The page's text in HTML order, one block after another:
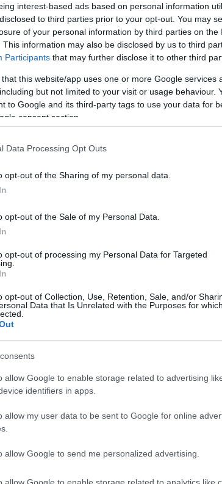
interest-based ads based on personal information
to third parties prior to your opt-out. You may
of your personal information by third parties on the
This information may also be disclosed by us to third
Participants that may further disclose it to other third
that this website/app uses one or more Google services
but not limited to your visit or usage behaviour.
to Google and its third-party tags to use your data for
consent section.
Data Processing Opt Outs
opt-out of the Sharing of my personal data.
opt-out of the Sale of my Personal Data.
opt-out of processing my Personal Data for Targeted
opt-out of Collection, Use, Retention, Sale, and/or
Data that Is Unrelated with the Purposes for
allow Google to enable storage related to advertising
identifiers in apps.
allow my user data to be sent to Google for online
allow Google to send me personalized advertising.
allow Google to enable storage related to analytics like
Szászi-borok
Pinceáron
id/2480013
szerkesztőjéhez. Részletek aFelhasználási feltételekbenés az
adatvédelmi
volt úgy 5-6 pont körül táncolt, bár mára
jobban ízlett, komplexebb és szebb volt. A
nyűgözött le ennyire, nálam 6 pontra rúgott.
könnyűsége vitathatatlan, de számomra
Mondjuk az ízképe nagyon integrált, jó
nem sikerült így lebontanom.
ott viszont már nincs mentség.